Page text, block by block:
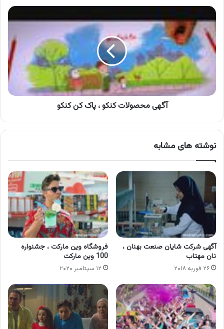
آگهی
محصولات
کنکو
،
پاک
کنکو
آگهی محصولات کنکو ، پاک کن کنکو
نوشته های مشابه
آگهی شرکت شایان صنعت بهنان ،
نان مهتاب
۲۶ فوریه ۲۰۱۸
فروشگاه وین مارکت ، جشنواره
100 وین مارکت
۱۲ سپتامبر ۲۰۲۰